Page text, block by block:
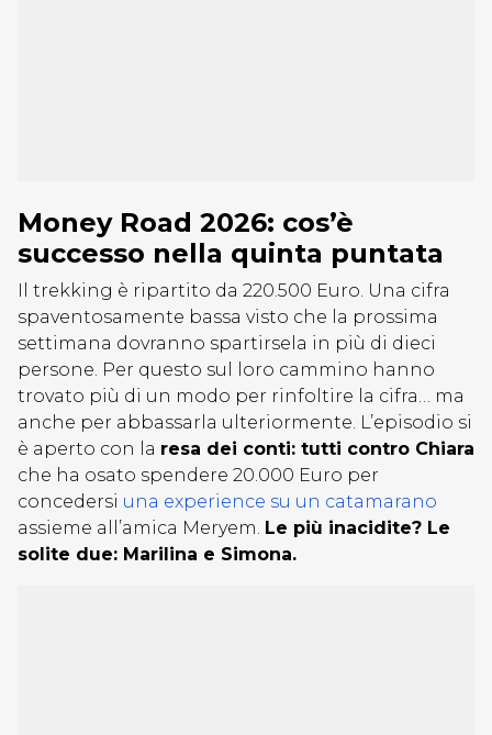
Money Road 2026: cos’è
successo nella quinta puntata
Il trekking è ripartito da 220.500 Euro. Una cifra
spaventosamente bassa visto che la prossima
settimana dovranno spartirsela in più di dieci
persone. Per questo sul loro cammino hanno
trovato più di un modo per rinfoltire la cifra… ma
anche per abbassarla ulteriormente. L’episodio si
è aperto con la resa dei conti: tutti contro Chiara
che ha osato spendere 20.000 Euro per
concedersi una experience su un catamarano
assieme all’amica Meryem. Le più inacidite? Le
solite due: Marilina e Simona.